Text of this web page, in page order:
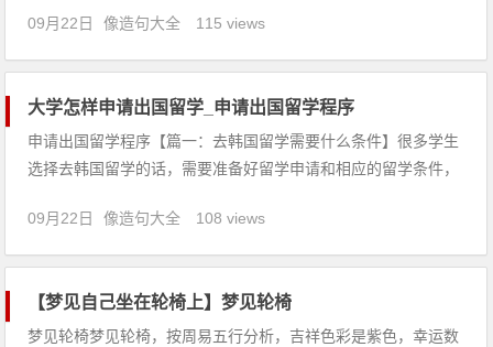
来规划一下自己的收支计划啦！言论一：800欧元搞定每个月的
生活与欧洲其他国家相比，德国的生活费用相对
09月22日 像造句大全 115 views
大学怎样申请出国留学_申请出国留学程序
申请出国留学程序【篇一：去韩国留学需要什么条件】很多学生
选择去韩国留学的话，需要准备好留学申请和相应的留学条件，
韩国留学申请条件分别有哪些呢？2017年韩国留学申请条件解析
高中生申请条件要求：一、学历要求学生有高中学历(或者相同
09月22日 像造句大全 108 views
【梦见自己坐在轮椅上】梦见轮椅
梦见轮椅梦见轮椅，按周易五行分析，吉祥色彩是紫色，幸运数